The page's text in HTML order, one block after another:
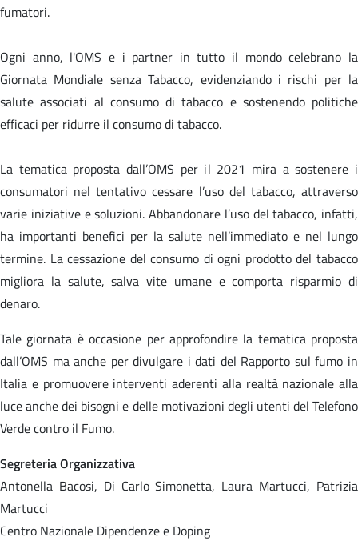
fumatori.
Ogni anno, l'OMS e i partner in tutto il mondo celebrano la
Giornata Mondiale senza Tabacco, evidenziando i rischi per la
salute associati al consumo di tabacco e sostenendo politiche
efficaci per ridurre il consumo di tabacco.
La tematica proposta dall’OMS per il 2021 mira a sostenere i
consumatori nel tentativo cessare l’uso del tabacco, attraverso
varie iniziative e soluzioni. Abbandonare l’uso del tabacco, infatti,
ha importanti benefici per la salute nell’immediato e nel lungo
termine. La cessazione del consumo di ogni prodotto del tabacco
migliora la salute, salva vite umane e comporta risparmio di
denaro.
Tale giornata è occasione per approfondire la tematica proposta
dall’OMS ma anche per divulgare i dati del Rapporto sul fumo in
Italia e promuovere interventi aderenti alla realtà nazionale alla
luce anche dei bisogni e delle motivazioni degli utenti del Telefono
Verde contro il Fumo.
Segreteria Organizzativa
Antonella Bacosi, Di Carlo Simonetta, Laura Martucci, Patrizia
Martucci
Centro Nazionale Dipendenze e Doping